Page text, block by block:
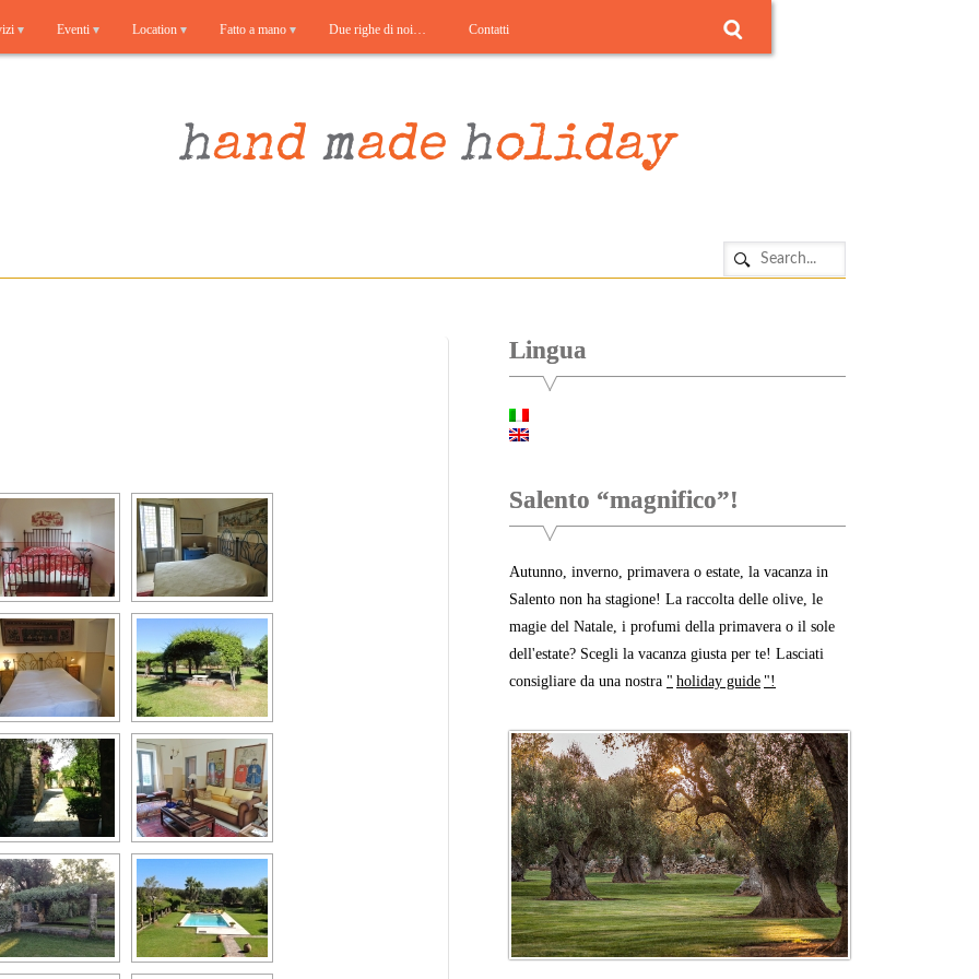
Eventi Location Fatto a mano Due righe di noi… Contatti
Lingua
Salento “magnifico”!
Autunno, inverno, primavera o estate, la vacanza in
Salento non ha stagione! La raccolta delle olive, le
magie del Natale, i profumi della primavera o il sole
dell'estate? Scegli la vacanza giusta per te! Lasciati
consigliare da una nostra " holiday guide "!